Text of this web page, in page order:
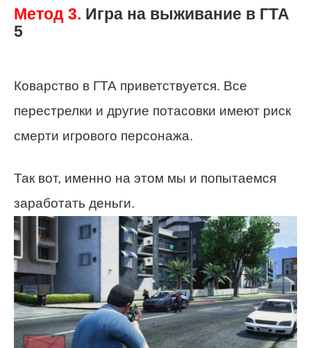
Метод 3. Игра на выживание в ГТА
5
Коварство в ГТА приветствуется. Все
перестрелки и другие потасовки имеют риск
смерти игрового персонажа.
Так вот, именно на этом мы и попытаемся
заработать деньги.